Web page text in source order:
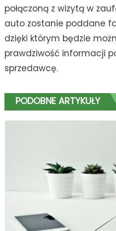
połączoną z wizytą w
auto zostanie poddane
dzięki którym będzie
prawdziwość informacji
sprzedawcę.
PODOBNE ARTYKUŁY